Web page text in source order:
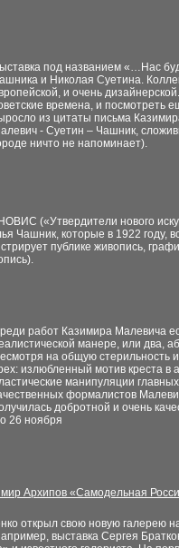
под названием «…Нас
и Николая Суетина.
и очень
времена, и посмотреть
из цитаты письма
- Суетин – Чашник,
ничто не напоминает).
(«Утвердители нового
Чашник, которые в 1922 году,
публике живопись,
работ Казимира Малевича
манере, или два,
на общую стерильность
излюбленный мотив креста в
манипуляции
формалистов
добротной и очень
26 ноября
Архипов «Самодельная
открыл свою новую галерею
выставка Сергея